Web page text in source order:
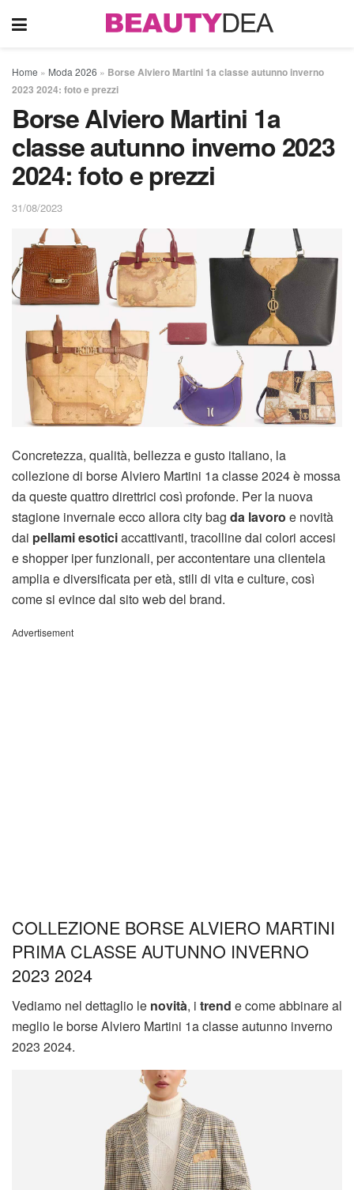
Home » Moda 2026 » Borse Alviero Martini 1a classe autunno inverno
2023 2024: foto e prezzi
Borse Alviero Martini 1a
classe autunno inverno 2023
2024: foto e prezzi
31/08/2023
Concretezza, qualità, bellezza e gusto italiano, la
collezione di borse Alviero Martini 1a classe 2024 è mossa
da queste quattro direttrici così profonde. Per la nuova
stagione invernale ecco allora city bag da lavoro e novità
dai pellami esoticiaccattivanti, tracolline dai colori accesi
e shopper iper funzionali, per accontentare una clientela
amplia e diversificata per età, stili di vita e culture, così
come si evince dal sito web del brand.
Advertisement
COLLEZIONE BORSE ALVIERO MARTINI
PRIMA CLASSE AUTUNNO INVERNO
2023 2024
Vediamo nel dettaglio le novità, i trend e come abbinare al
meglio le borse Alviero Martini 1a classe autunno inverno
2023 2024.